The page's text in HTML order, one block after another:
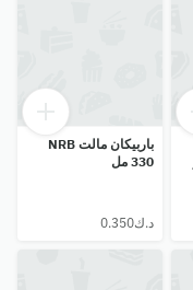
باربيكان مالت NRB
330 مل